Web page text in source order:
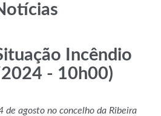
Incêndio
- 10h00)
de agosto no concelho da Ribeira